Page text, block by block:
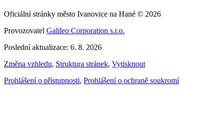
Oficiální stránky město Ivanovice na Hané © 2026
Provozovatel Galileo Corporation s.r.o.
Poslední aktualizace: 6. 8. 2026
Změna vzhledu, Struktura stránek, Vytisknout
Prohlášení o přístupnosti, Prohlášení o ochraně soukromí